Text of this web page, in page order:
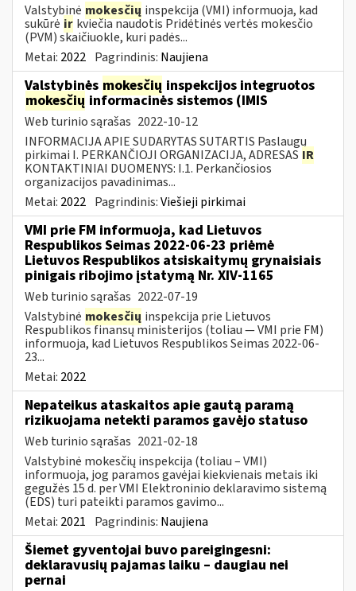
Valstybinė mokesčių inspekcija (VMI) informuoja, kad
sukūrė ir kviečia naudotis Pridėtinės vertės mokesčio
(PVM) skaičiuokle, kuri padės...
Metai: 2022 Pagrindinis: Naujiena
Valstybinės mokesčių inspekcijos integruotos
mokesčių informacinės sistemos (IMIS
Web turinio sąrašas 2022-10-12
INFORMACIJA APIE SUDARYTAS SUTARTIS Paslaugų
pirkimai I. PERKANČIOJI ORGANIZACIJA, ADRESAS IR
KONTAKTINIAI DUOMENYS: I.1. Perkančiosios
organizacijos pavadinimas...
Metai: 2022 Pagrindinis:Viešieji pirkimai
VMI prie FM informuoja, kad Lietuvos
Respublikos Seimas 2022-06-23 priėmė
Lietuvos Respublikos atsiskaitymų grynaisiais
pinigais ribojimo įstatymą Nr. XIV-1165
Web turinio sąrašas 2022-07-19
Valstybinė mokesčių inspekcija prie Lietuvos
Respublikos finansų ministerijos (toliau — VMI prie FM)
informuoja, kad Lietuvos Respublikos Seimas 2022-06-
23...
Metai: 2022
Nepateikus ataskaitos apie gautą paramą
rizikuojama netekti paramos gavėjo statuso
Web turinio sąrašas 2021-02-18
Valstybinė mokesčių inspekcija (toliau – VMI)
informuoja, jog paramos gavėjai kiekvienais metais iki
gegužės 15 d. per VMI Elektroninio deklaravimo sistemą
(EDS) turi pateikti paramos gavimo...
Metai: 2021 Pagrindinis: Naujiena
Šiemet gyventojai buvo pareigingesni:
deklaravusių pajamas laiku – daugiau nei
pernai